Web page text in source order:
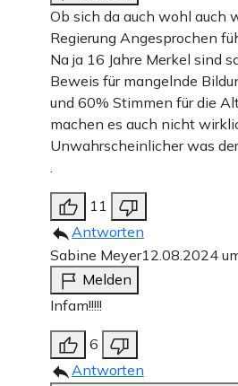
Ob sich da auch wohl auch
Regierung Angesprochen
Na ja 16 Jahre Merkel sind
Beweis für mangelnde
und 60% Stimmen für die
machen es auch nicht
Unwahrscheinlicher was
11
Antworten
Sabine Meyer12.08.2024
Melden
Infam!!!!!
6
Antworten